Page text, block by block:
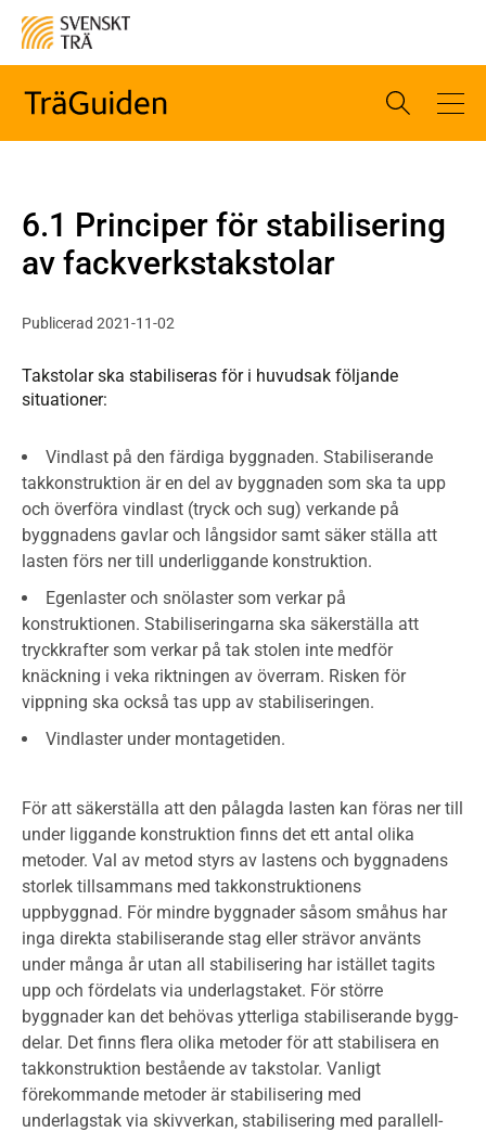
6.1 Principer för stabilisering
av fackverkstakstolar
Publicerad 2021-11-02
Takstolar ska stabiliseras för i huvudsak följande
situationer:
Vindlast på den färdiga byggnaden. Stabiliserande
takkonstruktion är en del av byggnaden som ska ta upp
och överföra vindlast (tryck och sug) verkande på
byggnadens gavlar och långsidor samt säker­ ställa att
lasten förs ner till underliggande konstruktion.
Egenlaster och snölaster som verkar på
konstruktionen. Stabiliseringarna ska säkerställa att
tryckkrafter som verkar på tak­ stolen inte medför
knäckning i veka riktningen av överram. Risken för
vippning ska också tas upp av stabiliseringen.
Vindlaster under montagetiden.
För att säkerställa att den pålagda lasten kan föras ner till
under­ liggande konstruktion finns det ett antal olika
metoder. Val av metod styrs av lastens och byggnadens
storlek tillsammans med takkonstruk­tionens
uppbyggnad. För mindre byggnader såsom småhus har
inga direkta stabiliserande stag eller strävor använts
under många år utan all stabilisering har istället tagits
upp och fördelats via underlagstaket. För större
byggnader kan det behövas ytterliga stabiliserande bygg­
delar. Det finns flera olika metoder för att stabilisera en
takkonstruk­tion bestående av takstolar. Vanligt
förekommande metoder är stabi­lisering med
underlagstak via skivverkan, stabilisering med parallell­